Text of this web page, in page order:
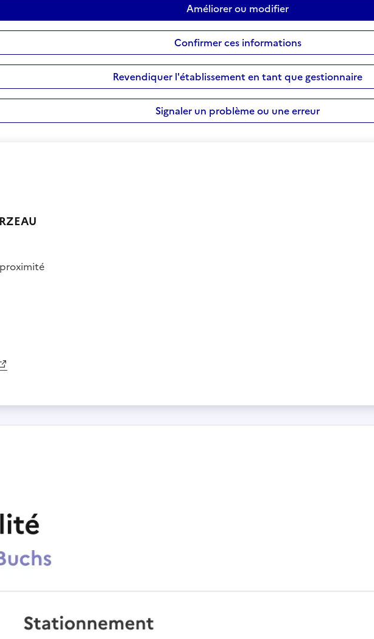
Améliorer ou modifier
Confirmer ces informations
Revendiquer l'établissement en tant que gestionnaire
Signaler un problème ou une erreur